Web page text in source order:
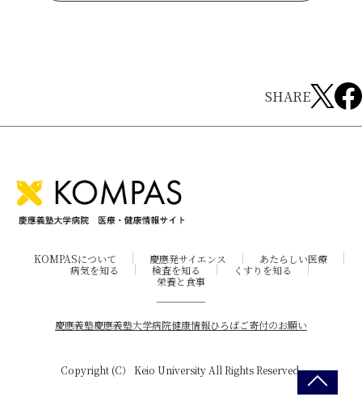
SHARE
KOMPASについて 慶應発サイエンス
あたらしい医療
病気を知る
検査を知る
くすりを知る
栄養と食事
慶應義塾慶應義塾大学病院健康情報ひろばご寄付のお願い
Copyright (C） Keio University All Rights Reserved.